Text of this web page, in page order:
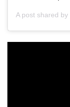
A post shared by